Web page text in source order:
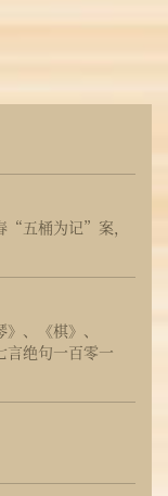
“五桶为记”案，
、《棋》、
言绝句一百零一